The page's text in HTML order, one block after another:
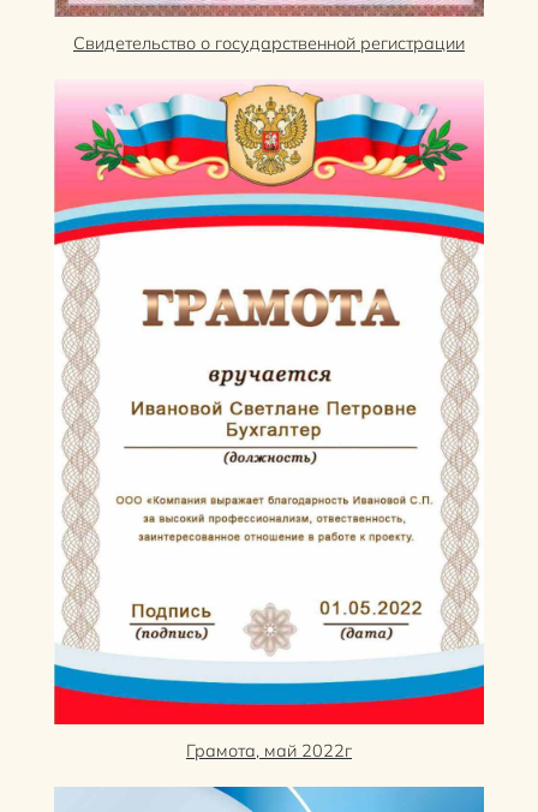
Свидетельство о государственной регистрации
Грамота, май 2022г